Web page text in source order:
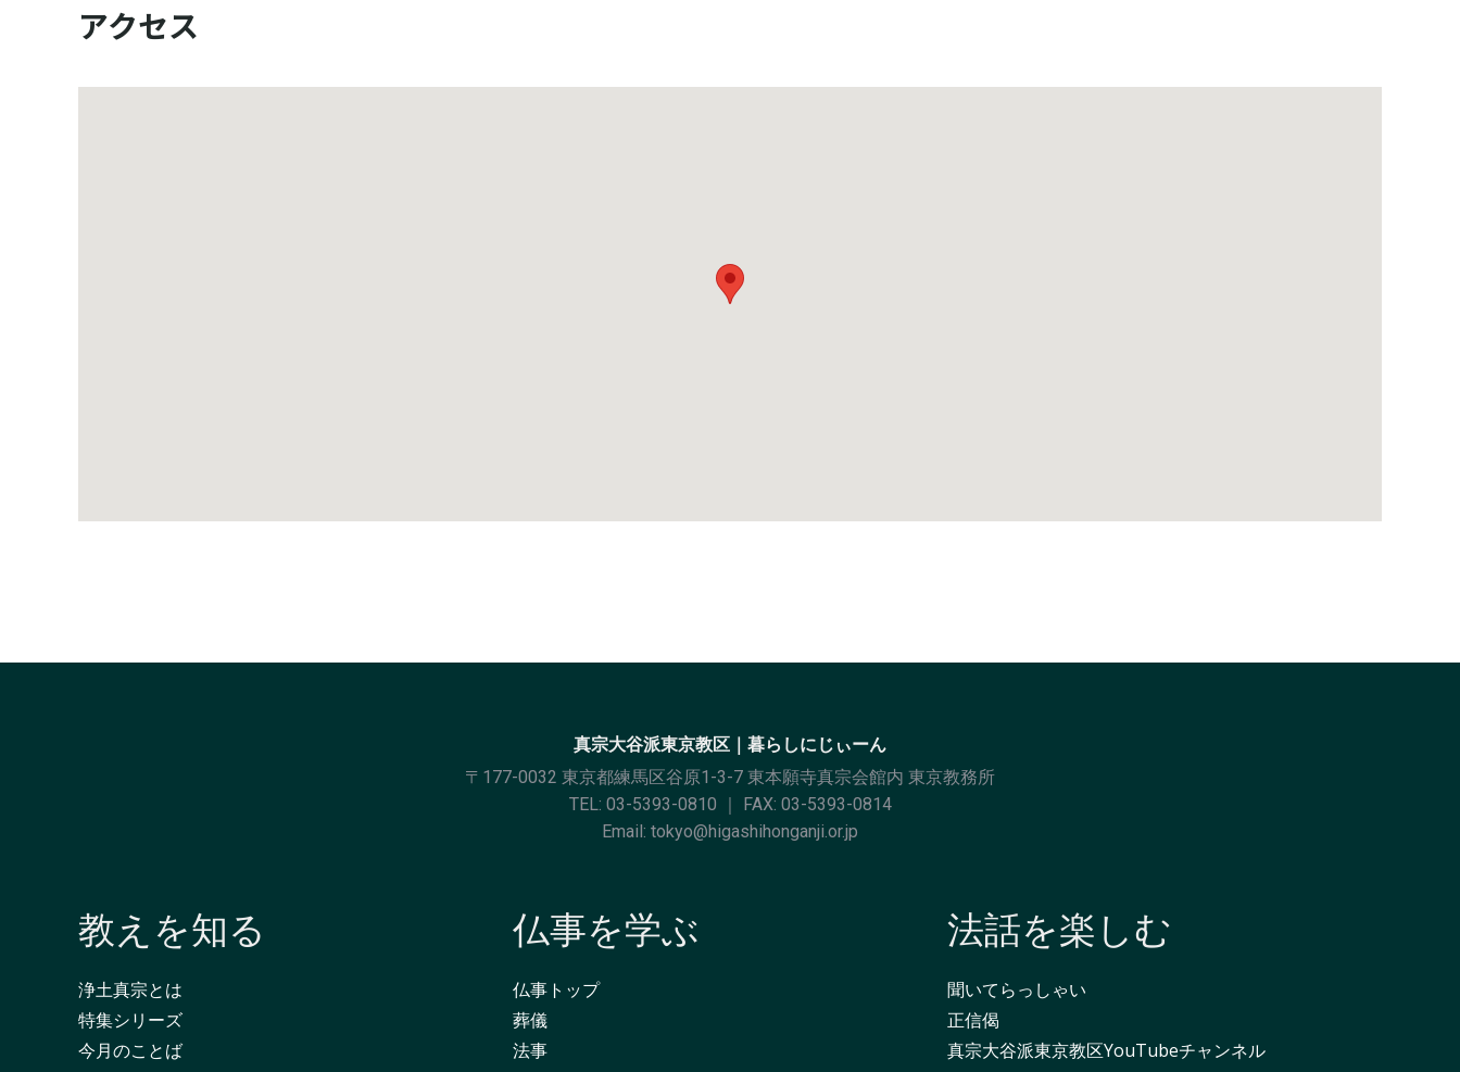
アクセス
真宗大谷派東京教区｜暮らしにじぃーん
〒177-0032 東京都練馬区谷原1-3-7 東本願寺真宗会館内 東京教務所
TEL: 03-5393-0810 ｜ FAX: 03-5393-0814
Email: tokyo@higashihonganji.or.jp
教えを知る
浄土真宗とは
特集シリーズ
今月のことば
仏事を学ぶ
仏事トップ
葬儀
法事
法話を楽しむ
聞いてらっしゃい
正信偈
真宗大谷派東京教区YouTubeチャンネル